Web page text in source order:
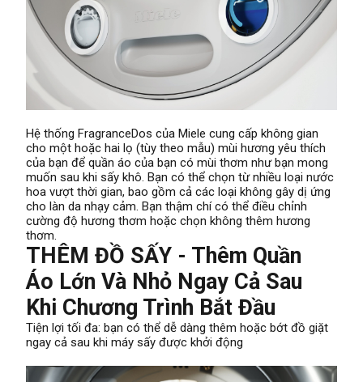
Hệ thống FragranceDos của Miele cung cấp không gian
cho một hoặc hai lọ (tùy theo mẫu) mùi hương yêu thích
của bạn để quần áo của bạn có mùi thơm như bạn mong
muốn sau khi sấy khô. Bạn có thể chọn từ nhiều loại nước
hoa vượt thời gian, bao gồm cả các loại không gây dị ứng
cho làn da nhạy cảm. Bạn thậm chí có thể điều chỉnh
cường độ hương thơm hoặc chọn không thêm hương
thơm.
THÊM ĐỒ SẤY - Thêm Quần
Áo Lớn Và Nhỏ Ngay Cả Sau
Khi Chương Trình Bắt Đầu
Tiện lợi tối đa: bạn có thể dễ dàng thêm hoặc bớt đồ giặt
ngay cả sau khi máy sấy được khởi động